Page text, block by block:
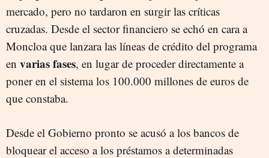
mercado, pero no tardaron en surgir las críticas
cruzadas. Desde el sector financiero se echó en cara a
Moncloa que lanzara las líneas de crédito del programa
en varias fases, en lugar de proceder directamente a
poner en el sistema los 100.000 millones de euros de
que constaba.
Desde el Gobierno pronto se acusó a los bancos de
bloquear el acceso a los préstamos a determinadas